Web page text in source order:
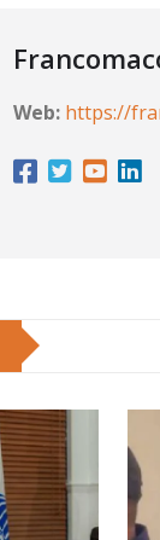
Web: https://